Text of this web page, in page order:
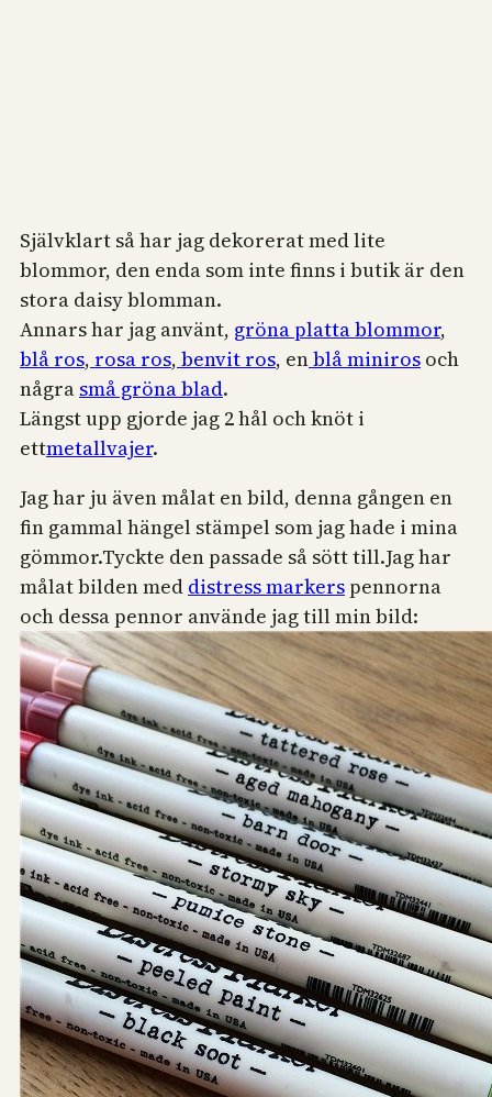
Självklart så har jag dekorerat med lite
blommor, den enda som inte finns i butik är den
stora daisy blomman.
Annars har jag använt, gröna platta blommor,
blå ros, rosa ros, benvit ros, enblå miniros och
några små gröna blad.
Längst upp gjorde jag 2 hål och knöt i
ettmetallvajer.
Jag har ju även målat en bild, denna gången en
fin gammal hängel stämpel som jag hade i mina
gömmor.Tyckte den passade så sött till.Jag har
målat bilden med distress markers pennorna
och dessa pennor använde jag till min bild: